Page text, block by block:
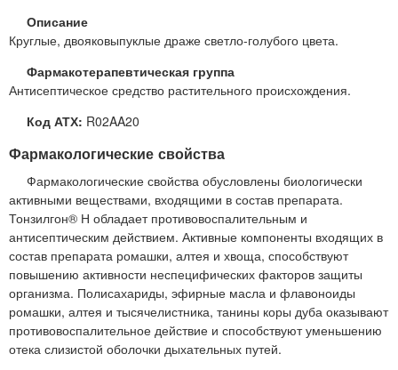
Описание
Круглые, двояковыпуклые драже светло-голубого цвета.
Фармакотерапевтическая группа
Антисептическое средство растительного происхождения.
Код АТХ: R02AA20
Фармакологические свойства
Фармакологические свойства обусловлены биологически
активными веществами, входящими в состав препарата.
Тонзилгон® Н обладает противовоспалительным и
антисептическим действием. Активные компоненты входящих в
состав препарата ромашки, алтея и хвоща, способствуют
повышению активности неспецифических факторов защиты
организма. Полисахариды, эфирные масла и флавоноиды
ромашки, алтея и тысячелистника, танины коры дуба оказывают
противовоспалительное действие и способствуют уменьшению
отека слизистой оболочки дыхательных путей.